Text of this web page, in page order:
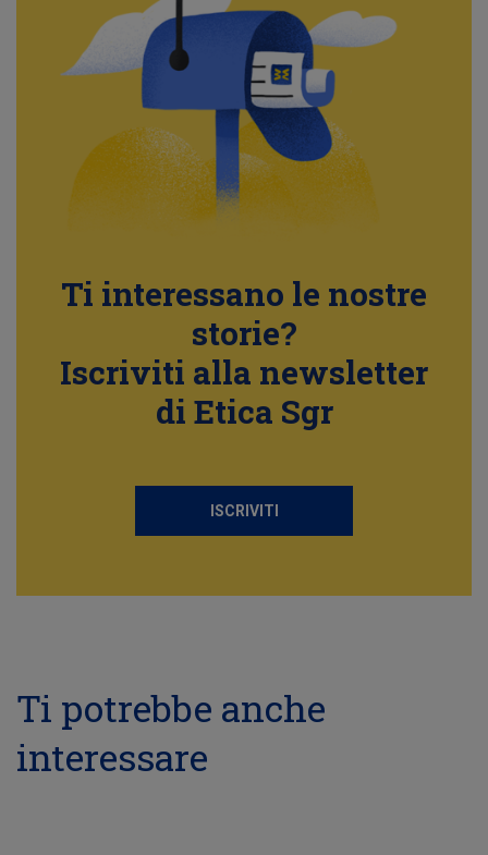
Ti interessano le nostre
storie?
Iscriviti alla newsletter
di Etica Sgr
ISCRIVITI
Ti potrebbe anche
interessare